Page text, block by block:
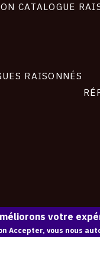
CATALOGUE
RAISONNÉS
votre
Accepter, vous nous